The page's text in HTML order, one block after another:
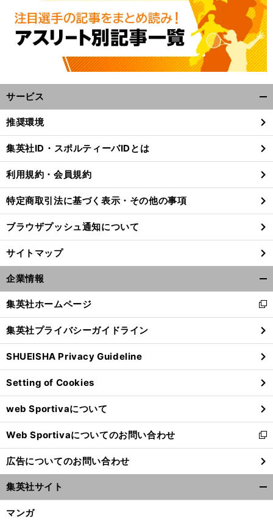
サービス
閉
る
推奨環境
集英社ID・スポルティーバIDとは
利用規約・会員規約
特定商取引法に基づく表示・その他の事項
ブラウザプッシュ通知について
サイトマップ
企業情報
閉
る
集英社ホームページ
新
し
い
ウ
ィ
ン
ド
ウ
で
開
く
集英社プライバシーガイドライン
SHUEISHA Privacy Guideline
Setting of Cookies
web Sportivaについて
Web Sportivaについてのお問い合わせ
新
し
い
ウ
ィ
ン
広告についてのお問い合わせ
集英社サイト
マンガ